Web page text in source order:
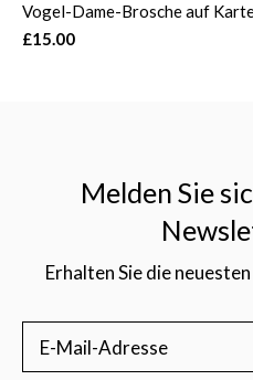
Vogel-Dame-Brosche auf
£15.00
Melden Sie
Erhalten Sie die